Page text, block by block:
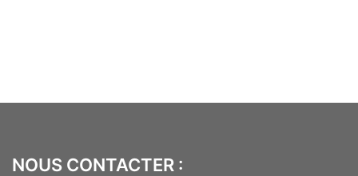
NOUS CONTACTER :